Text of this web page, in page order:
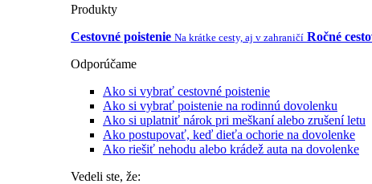
Produkty
Cestovné poistenie Na krátke cesty, aj v zahraničí Ročné
Odporúčame
Ako si vybrať cestovné poistenie
Ako si vybrať poistenie na rodinnú dovolenku
Ako si uplatniť nárok pri meškaní alebo zrušení letu
Ako postupovať, keď dieťa ochorie na dovolenke
Ako riešiť nehodu alebo krádež auta na dovolenke
Vedeli ste, že: